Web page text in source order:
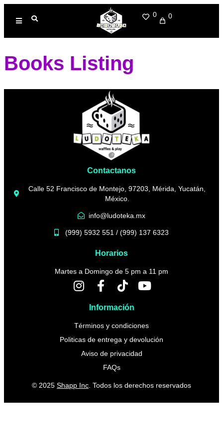
0 0
Books Listing
Contactanos
Calle 52 Francisco de Montejo, 97203, Mérida, Yucatán,
México.
info@ludoteka.mx
(999) 5932 551 / (999) 137 6323
Horarios
Martes a Domingo de 5 pm a 11 pm
Información
Términos y condiciones
Politicas de entrega y devolución
Aviso de privacidad
FAQs
© 2025 Shapp Inc . Todos los derechos reservados